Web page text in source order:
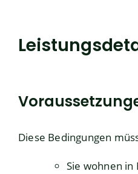
Diese Bedingungen
Sie wohnen